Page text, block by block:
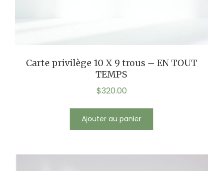
Carte privilège 10 X 9 trous – EN TOUT
TEMPS
$320.00
Ajouter au panier